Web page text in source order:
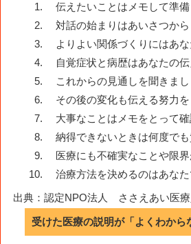
伝えたいことはメモして準備
対話の始まりはあいさつから
よりよい関係づくりにはあ
自覚症状と病歴はあなたの
これからの見通しを聞きまし
その後の変化も伝える努力を
大事なことはメモをとって
納得できないときは何度で
医療にも不確実なことや限
治療方法を決めるのはあな
出典：認定NPO法人 ささえあい医
受けた医療の説明が「よくわから